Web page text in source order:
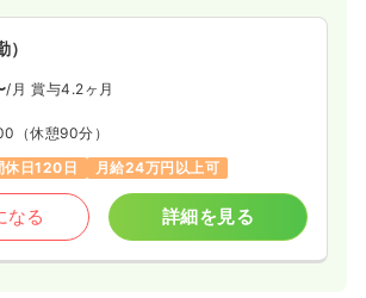
/月 賞与4.2ヶ月
（休憩90分）
休日120日 月給24万円以上可
なる 詳細を見る